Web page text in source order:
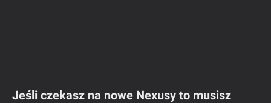
Jeśli czekasz na nowe Nexusy to musisz